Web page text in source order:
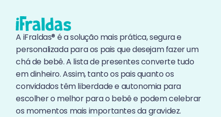
A iFraldas® é a solução mais prática, segura e
personalizada para os pais que desejam fazer um
chá de bebê. A lista de presentes converte tudo
em dinheiro. Assim, tanto os pais quanto os
convidados têm liberdade e autonomia para
escolher o melhor para o bebê e podem celebrar
os momentos mais importantes da gravidez.